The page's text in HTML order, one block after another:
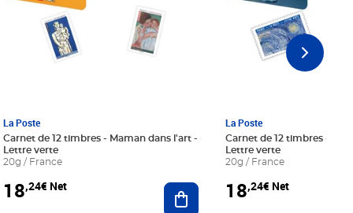
au panier
La Poste
Carnet de 12 timbres - Maman dans l'art -
Lettre verte
20g / France
18,24€ Net Ajouter au panier
La Poste
Carnet de 12 timbres - Le
Lettre verte
20g / France
18,24€ Net